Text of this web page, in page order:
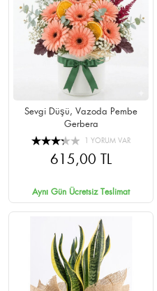
Sevgi Düşü, Vazoda Pembe
Gerbera
1 YORUM VAR
615,00 TL
Aynı Gün Ücretsiz Teslimat